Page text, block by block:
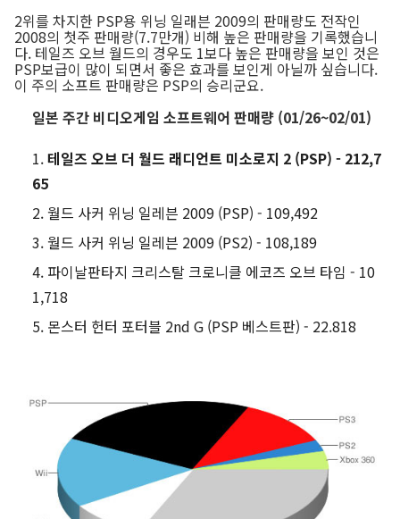
2위를 차지한 PSP용 위닝 일래븐 2009의 판매량도 전작인
2008의 첫주 판매량(7.7만개) 비해 높은 판매량을 기록했습니
다. 테일즈 오브 월드의 경우도 1보다 높은 판매량을 보인 것은
PSP보급이 많이 되면서 좋은 효과를 보인게 아닐까 싶습니다.
이 주의 소프트 판매량은 PSP의 승리군요.
일본 주간 비디오게임 소프트웨어 판매량 (01/26~02/01)
테일즈 오브 더 월드 래디언트 미소로지 2 (PSP) - 212,7
65
월드 사커 위닝 일레븐 2009 (PSP) - 109,492
월드 사커 위닝 일레븐 2009 (PS2) - 108,189
파이날판타지 크리스탈 크로니클 에코즈 오브 타임 - 10
1,718
몬스터 헌터 포터블 2nd G (PSP 베스트판) - 22.818